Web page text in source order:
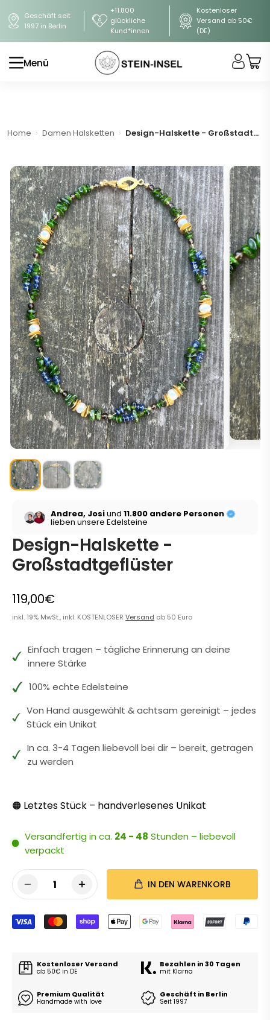
Geschäft seit
1997 in Berlin
+11.800
glückliche
Kund*innen
Kostenloser
Versand ab 50€
(DE)
Menü
Home Damen Halsketten Design-Halskette - Großstadtgeflüster
Andrea, Josiund11.800 andere Personen
lieben unsere Edelsteine
Design-Halskette -
Großstadtgeflüster
119,00€
inkl. 19% MwSt., inkl. KOSTENLOSERVersand ab 50 Euro
Einfach tragen – tägliche Erinnerung an deine
innere Stärke
100% echte Edelsteine
Von Hand ausgewählt & achtsam gereinigt – jedes
Stück ein Unikat
In ca. 3-4 Tagen liebevoll bei dir – bereit, getragen
zu werden
🟠 Letztes Stück – handverlesenes Unikat
Versandfertig in ca. 24 - 48 Stunden – liebevoll
verpackt
1 IN DEN WARENKORB
Kostenloser Versand
ab 50€ in DE
Bezahlen in 30 Tagen
mit Klarna
Premium Qualität
Handmade with love
Geschäft in Berlin
Seit 1997